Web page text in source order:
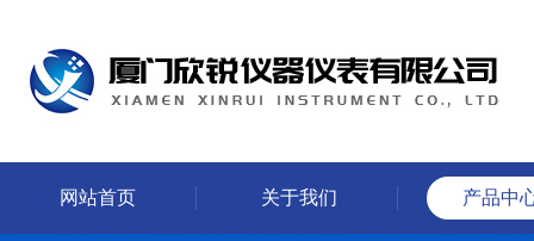
网站首页 关于我们 产品中